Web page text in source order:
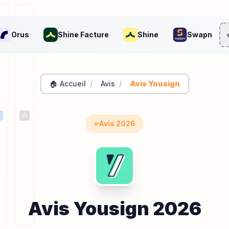
Orus Shine Facture Shine Swapn
🏠 Accueil / Avis / Avis Yousign
⭐Avis 2026
Avis Yousign 2026